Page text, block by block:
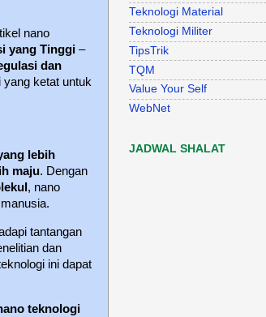
nano
yang Tinggi –
dan
ketat untuk
lebih
maju. Dengan
, nano
tantangan
dan
ini dapat
teknologi
Teknologi Material
Teknologi Militer
TipsTrik
TQM
Value Your Self
WebNet
JADWAL SHALAT